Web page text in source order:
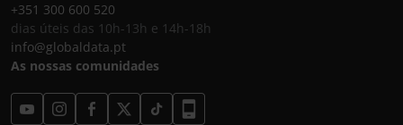
+351 300 600 520
dias úteis das 10h-13h e 14h-18h
info@globaldata.pt
As nossas comunidades